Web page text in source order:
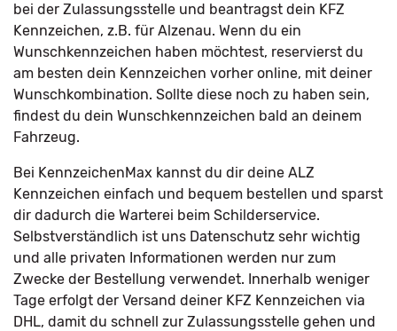
bei der Zulassungsstelle und beantragst dein KFZ
Kennzeichen, z.B. für Alzenau. Wenn du ein
Wunschkennzeichen haben möchtest, reservierst du
am besten dein Kennzeichen vorher online, mit deiner
Wunschkombination. Sollte diese noch zu haben sein,
findest du dein Wunschkennzeichen bald an deinem
Fahrzeug.
Bei KennzeichenMax kannst du dir deine ALZ
Kennzeichen einfach und bequem bestellen und sparst
dir dadurch die Warterei beim Schilderservice.
Selbstverständlich ist uns Datenschutz sehr wichtig
und alle privaten Informationen werden nur zum
Zwecke der Bestellung verwendet. Innerhalb weniger
Tage erfolgt der Versand deiner KFZ Kennzeichen via
DHL, damit du schnell zur Zulassungsstelle gehen und